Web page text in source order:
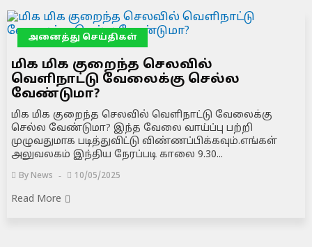
அனைத்து செய்திகள்
மிக மிக குறைந்த செலவில்
வெளிநாட்டு வேலைக்கு செல்ல
வேண்டுமா?
மிக மிக குறைந்த செலவில் வெளிநாட்டு வேலைக்கு
செல்ல வேண்டுமா? இந்த வேலை வாய்ப்பு பற்றி
முழுவதுமாக படித்துவிட்டு விண்ணப்பிக்கவும்.எங்கள்
அலுவலகம் இந்திய நேரப்படி காலை 9.30...
By News 10/05/2025
Read More